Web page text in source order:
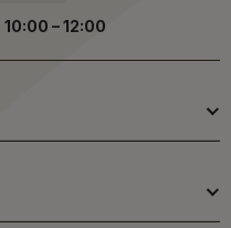
10:00 – 12:00